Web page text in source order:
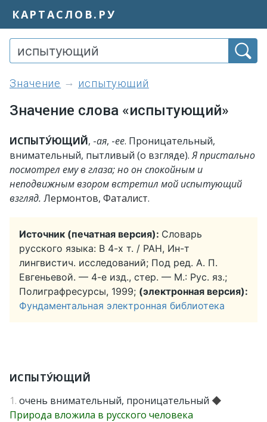
КАРТАСЛОВ.РУ
значение испытующий
Значение слова «испытующий»
ИСПЫТУ́ЮЩИЙ, -ая, -ее. Проницательный,
внимательный, пытливый (о взгляде).Я пристально
посмотрел ему в глаза; но он спокойным и
неподвижным взором встретил мой испытующий
взгляд. Лермонтов, Фаталист.
Источник (печатная версия): Словарь
русского языка: В 4-х т. / РАН, Ин-т
лингвистич. исследований; Под ред. А. П.
Евгеньевой. — 4-е изд., стер. — М.: Рус. яз.;
Полиграфресурсы, 1999; (электронная версия):
Фундаментальная электронная библиотека
ИСПЫТУ́ЮЩИЙ
1. очень внимательный, проницательный ◆
Природа вложила в русского человека